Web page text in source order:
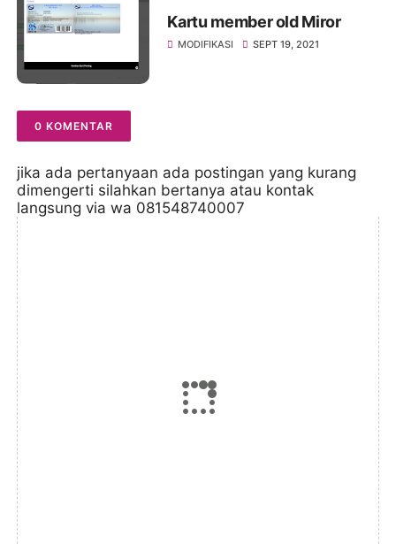
Kartu member old Miror
MODIFIKASI SEPT 19, 2021
0 KOMENTAR
jika ada pertanyaan ada postingan yang kurang
dimengerti silahkan bertanya atau kontak
langsung via wa 081548740007